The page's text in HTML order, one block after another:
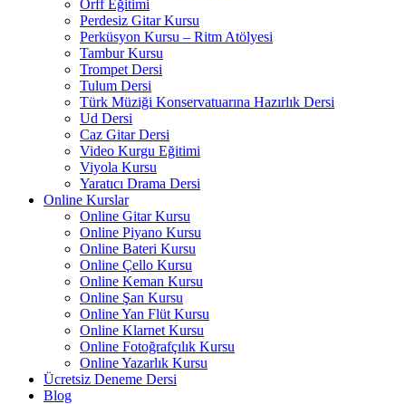
Orff Eğitimi
Perdesiz Gitar Kursu
Perküsyon Kursu – Ritm Atölyesi
Tambur Kursu
Trompet Dersi
Tulum Dersi
Türk Müziği Konservatuarına Hazırlık Dersi
Ud Dersi
Caz Gitar Dersi
Video Kurgu Eğitimi
Viyola Kursu
Yaratıcı Drama Dersi
Online Kurslar
Online Gitar Kursu
Online Piyano Kursu
Online Bateri Kursu
Online Çello Kursu
Online Keman Kursu
Online Şan Kursu
Online Yan Flüt Kursu
Online Klarnet Kursu
Online Fotoğrafçılık Kursu
Online Yazarlık Kursu
Ücretsiz Deneme Dersi
Blog